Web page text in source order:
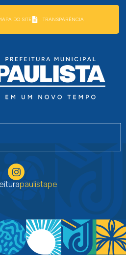
DO SITE TRANSPARÊNCIA
paulistape